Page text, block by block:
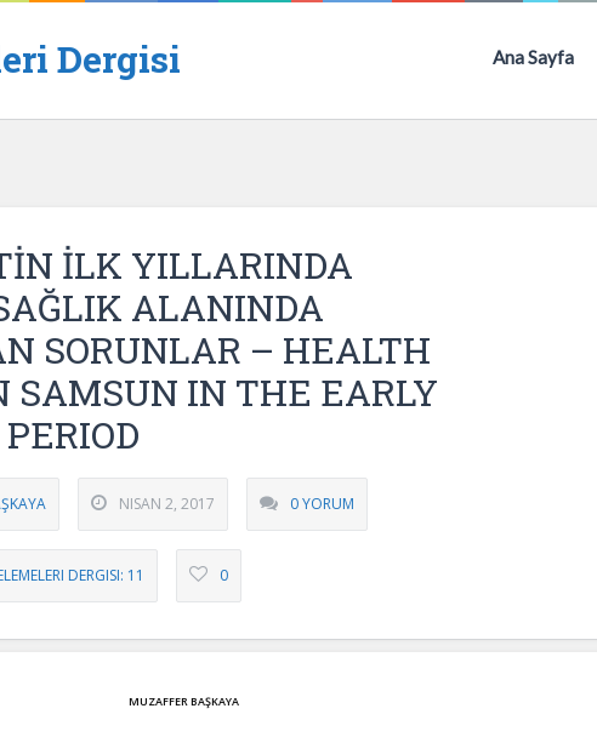
Dergisi Ana Sayfa
İLK YILLARINDA
ALANINDA
SORUNLAR – HEALTH
SAMSUN IN THE EARLY
NISAN 2, 2017 0 YORUM
DERGISI: 11 0
MUZAFFER BAŞKAYA